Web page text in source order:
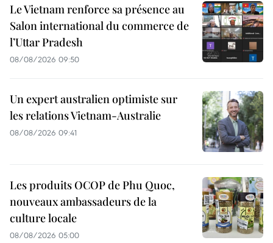
Le Vietnam renforce sa présence au
Salon international du commerce de
l’Uttar Pradesh
08/08/2026 09:50
Un expert australien optimiste sur
les relations Vietnam-Australie
08/08/2026 09:41
Les produits OCOP de Phu Quoc,
nouveaux ambassadeurs de la
culture locale
08/08/2026 05:00